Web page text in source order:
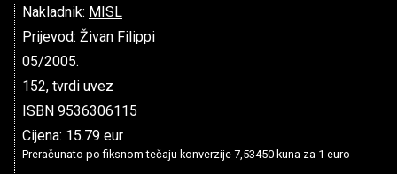
Nakladnik: MISL
Prijevod: Živan Filippi
05/2005.
152, tvrdi uvez
ISBN 9536306115
Cijena: 15.79 eur
Preračunato po fiksnom tečaju konverzije 7,53450 kuna za 1 euro